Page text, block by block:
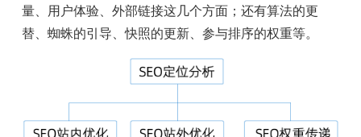
量、用户体验、外部链接这几个方面；还有算法的更
替、蜘蛛的引导、快照的更新、参与排序的权重等。